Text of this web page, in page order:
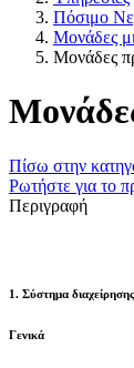
Πόσιμο
Μονάδες
Μονάδες
Πίσω στην
Ρωτήστε για το
Περιγραφή
1. Σύστημα
Γενικά